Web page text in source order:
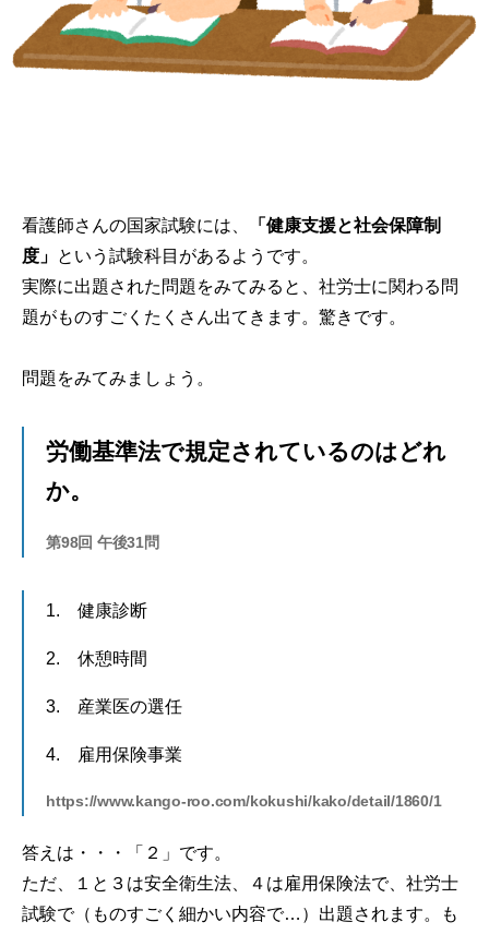
看護師さんの国家試験には、
「健康支援と社会保障制
度」 という試験科目があるようです。
実際に出題された問題をみてみると、社労士に関わる問
題がものすごくたくさん出てきます。驚きです。
問題をみてみましょう。
労働基準法で規定されているのはどれ
か。
第98回 午後31問
1. 健康診断
2. 休憩時間
3. 産業医の選任
4. 雇用保険事業
https://www.kango-roo.com/kokushi/kako/detail/1860/1
答えは・・・「２」です。
ただ、１と３は安全衛生法、４は雇用保険法で、社労士
試験で（ものすごく細かい内容で…）出題されます。も